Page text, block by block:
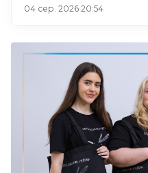
04 сер. 2026 20:54